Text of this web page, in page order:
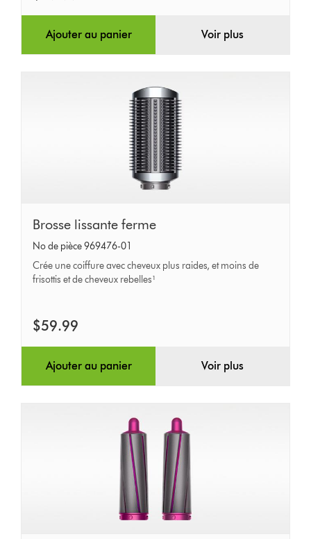
Ajouter au panier Voir plus
Brosse
lissante
ferme
Brosse lissante ferme
No de pièce 969476-01
Crée une coiffure avec cheveux plus raides, et moins de
frisottis et de cheveux rebelles¹
$59.99
Ajouter au panier Voir plus